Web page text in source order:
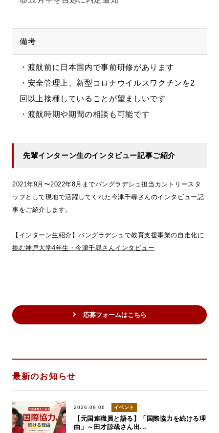
備考
・渡航前に日本国内で事前研修があります
・安全管理上、新型コロナウイルスワクチンを2
回以上接種していることが望ましいです
・渡航時期や期間の相談も可能です
先輩インターン生のインタビュー記事ご紹介
2021年9月〜2022年8月までバングラデシュ担当カントリースタ
ッフとして現地で活躍してくれた今津千尋さんのインタビュー記
事をご紹介します。
【インターン生紹介】バングラデシュで教育支援事業の自走化に
挑む神戸大学4年生・今津千尋さんインタビュー
応募フォームはこちら
最新のお知らせ
2026.08.06 イベント
【元国連職員と語る】「国際協力を続ける理
由」～田才諒哉さん出...